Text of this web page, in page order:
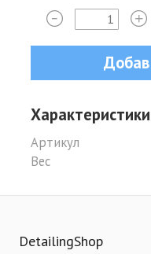
Характеристики
Артикул
Вес
DetailingShop